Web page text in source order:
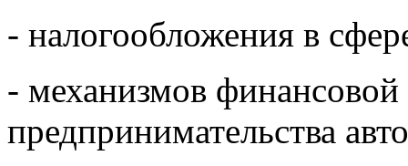
- налогообложения в
- механизмов
предпринимательства